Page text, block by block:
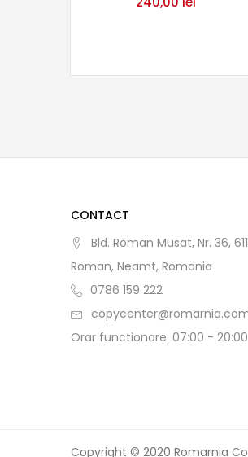
CONTACT
Bld. Roman Musat, Nr. 36,
Roman, Neamt, Romania
0786 159 222
Orar functionare: 07:00 - 20:00
Copyright © 2020 Romarnia